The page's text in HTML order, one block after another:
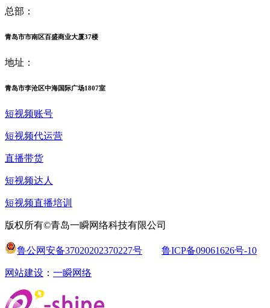
总部：
青岛市市南区百盛商业大厦37楼
地址：
青岛市李沧区中海国际广场1807室
短视频账号
短视频代运营
直播带货
短视频达人
短视频直播培训
版权所有©青岛一瞬网络科技有限公司
鲁公网安备37020202370227号 鲁ICP备09061626号-10
网站建设 ： 一瞬网络